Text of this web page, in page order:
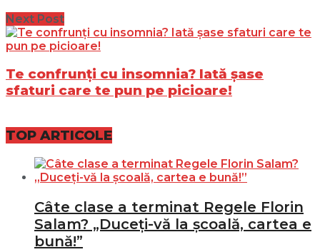
Next Post
Te confrunți cu insomnia? Iată șase
sfaturi care te pun pe picioare!
TOP ARTICOLE
Câte clase a terminat Regele Florin
Salam? „Duceți-vă la școală, cartea e
bună!”